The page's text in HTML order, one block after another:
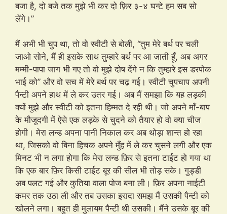
बजा है, दो बजे तक मुझे भी कर दो फ़िर ३-४ घन्टे हम सब सो
लेंगे।”
मैं अभी भी चुप था, तो वो स्वीटी से बोली, “तुम मेरे बर्थ पर चली
जाओ सोने, मैं ही इसके साथ तुम्हारे बर्थ पर आ जाती हूँ, अब अगर
मम्मी-पापा जाग भी गए तो वो मुझे दोष देंगे न कि तुम्हारे इस डरपोक
भाई को” और वो सच में मेरे बर्थ पर चढ़ गई। स्वीटी चुपचाप अपनी
पैन्टी अपने हाथ में ले कर उतर गई। अब मैं समझा कि यह लड़की
क्यों मुझे और स्वीटी को इतना हिम्मत दे रही थी। जो अपने माँ-बाप
के मौजूदगी में ऐसे एक लड़के से चुदने को तैयार हो वो क्या चीज
होगी। मेरा लन्ड अपना पानी निकाल कर अब थोड़ा शान्त हो रहा
था, जिसको वो बिना हिचक अपने मुँह में ले कर चुसने लगी और एक
मिनट भी न लगा होगा कि मेरा लन्ड फ़िर से इतना टाईट हो गया था
कि एक बार फ़िर किसी टाईट बूर की सील भी तोड़ सके। गुड्डी
अब पलट गई और कुतिया वाला पोज बना ली। फ़िर अपना नाईटी
कमर तक उठा ली और तब उसका इरादा समझ मैं उसकी पैन्टी को
खोलने लगा। बहुत ही मुलायम पैन्टी थी उसकी। मैंने उसके बूर की